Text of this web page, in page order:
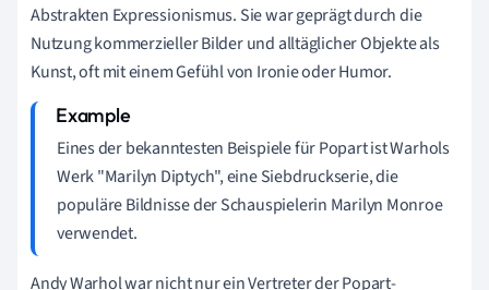
Abstrakten Expressionismus. Sie war geprägt durch die
Nutzung kommerzieller Bilder und alltäglicher Objekte als
Kunst, oft mit einem Gefühl von Ironie oder Humor.
Eines der bekanntesten Beispiele für Popart ist Warhols
Werk "Marilyn Diptych", eine Siebdruckserie, die
populäre Bildnisse der Schauspielerin Marilyn Monroe
verwendet.
Andy Warhol war nicht nur ein Vertreter der Popart-